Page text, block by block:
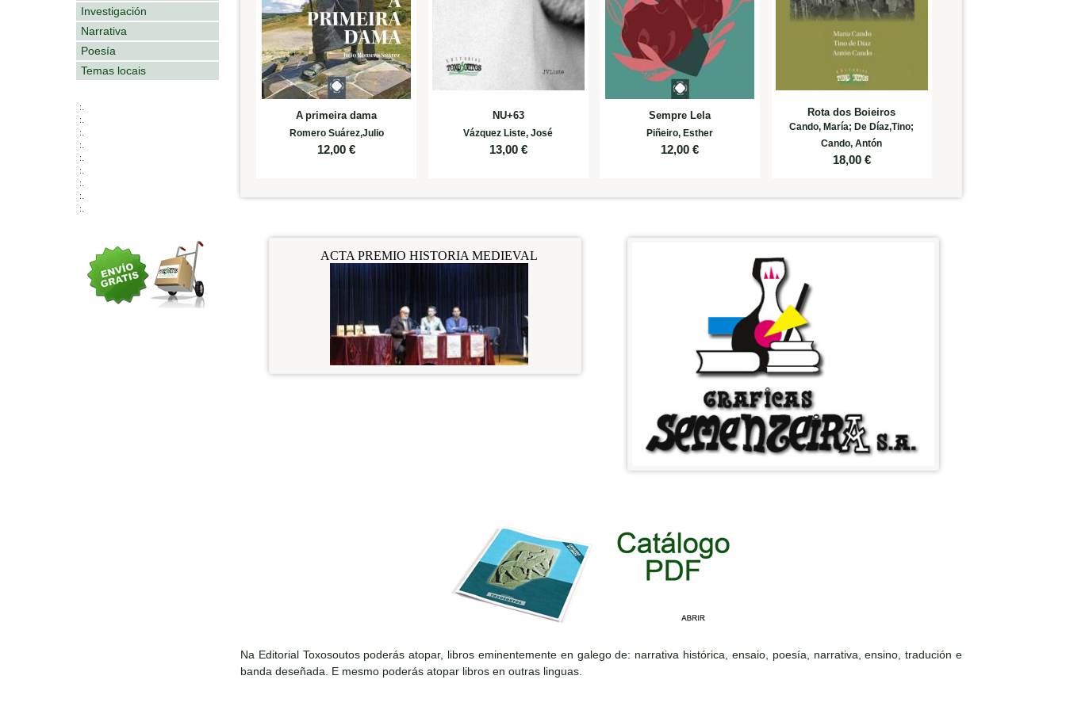
Investigación
Narrativa
Poesía
Temas locais
:.
:.
:.
:.
:.
:.
:.
:.
:.
A primeira dama
Romero Suárez,Julio
12,00 €
NU+63
Vázquez Liste, José
13,00€
Sempre Lela
Piñeiro, Esther
12,00 €
Rota dos Boieiros
Cando, María; De Díaz,Tino;
Cando, Antón
18,00€
Na Editorial Toxosoutos poderás atopar, libros eminentemente en galego de: narrativa histórica, ensaio, poesía, narrativa, ensino, tradución e
banda deseñada. E mesmo poderás atopar libros en outras linguas.